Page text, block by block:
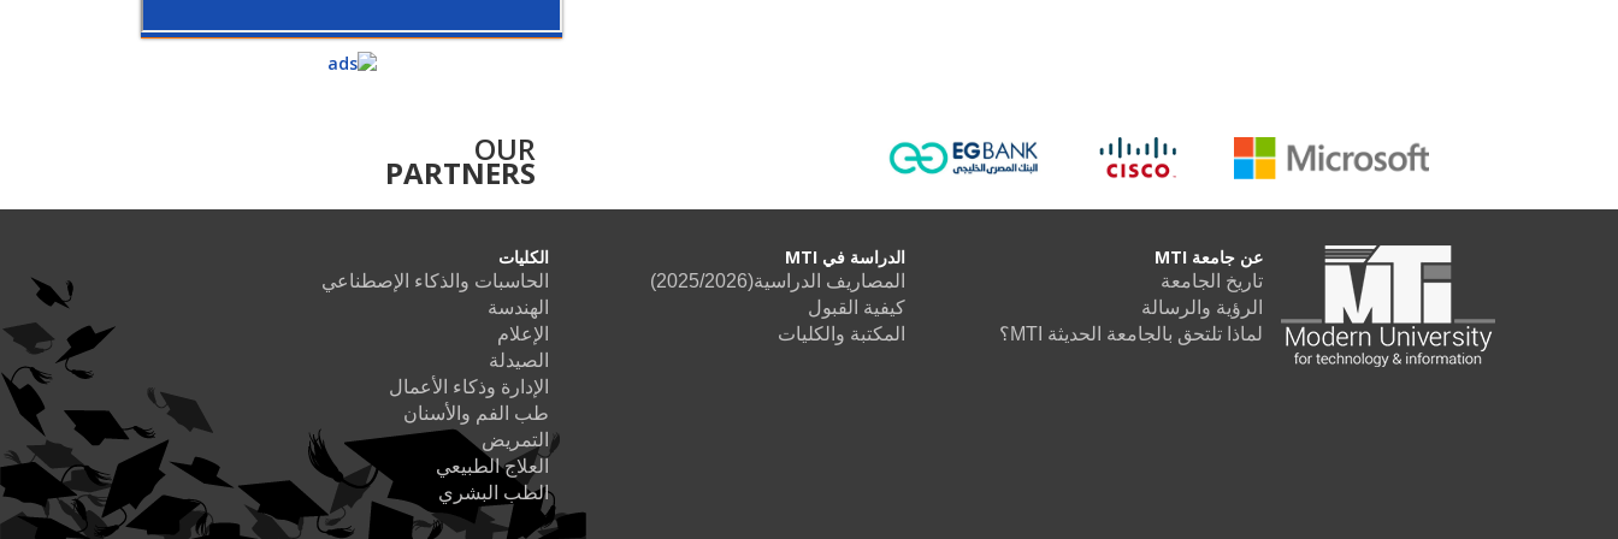
OUR
PARTNERS
عن جامعة MTI
تاريخ الجامعة
الرؤية والرسالة
لماذا تلتحق بالجامعة الحديثة MTI؟
الدراسة في MTI
المصاريف الدراسية(2025/2026)
كيفية القبول
المكتبة والكليات
الكليات
الحاسبات والذكاء الإصطناعي
الهندسة
الإعلام
الصيدلة
الإدارة وذكاء الأعمال
طب الفم والأسنان
التمريض
العلاج الطبيعي
الطب البشري